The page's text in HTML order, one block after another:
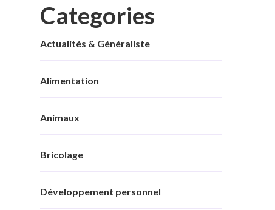
Categories
Actualités & Généraliste
Alimentation
Animaux
Bricolage
Développement personnel